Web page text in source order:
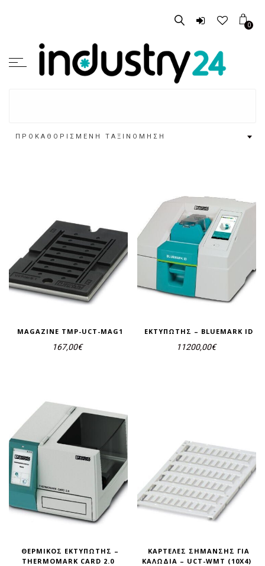
0
ΠΡΟΚΑΘΟΡΙΣΜΈΝΗ ΤΑΞΙΝΌΜΗΣΗ
MAGAZINE TMP-UCT-MAG1
167,00€
ΕΚΤΥΠΩΤΉΣ – BLUEMARK ID
11200,00€
ΘΕΡΜΙΚΌΣ ΕΚΤΥΠΩΤΉΣ –
THERMOMARK CARD 2.0
ΚΑΡΤΈΛΕΣ ΣΉΜΑΝΣΗΣ ΓΙΑ
ΚΑΛΏΔΙΑ – UCT-WMT (10X4)